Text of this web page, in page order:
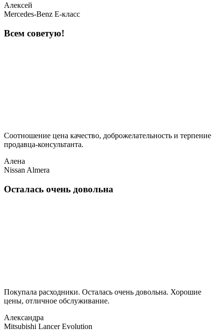
Алексей
Mercedes-Benz E-класс
Всем советую!
Соотношение цена качество, доброжелательность и терпение
продавца-консультанта.
Алена
Nissan Almera
Осталась очень довольна
Покупала расходники. Осталась очень довольна. Хорошие
цены, отличное обслуживание.
Александра
Mitsubishi Lancer Evolution